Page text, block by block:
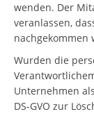
wenden. Der
veranlassen,
nachgekommen
Wurden die
Unternehmen
DS-GVO zur